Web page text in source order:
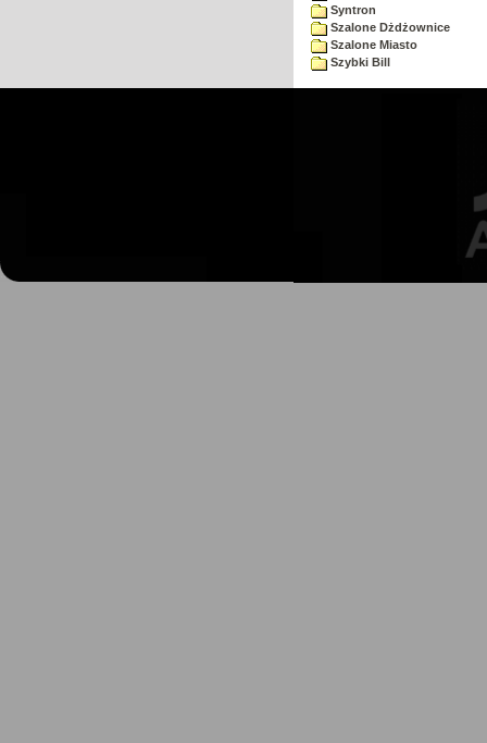
Syntron
Szalone Dżdżownice
Szalone Miasto
Szybki Bill